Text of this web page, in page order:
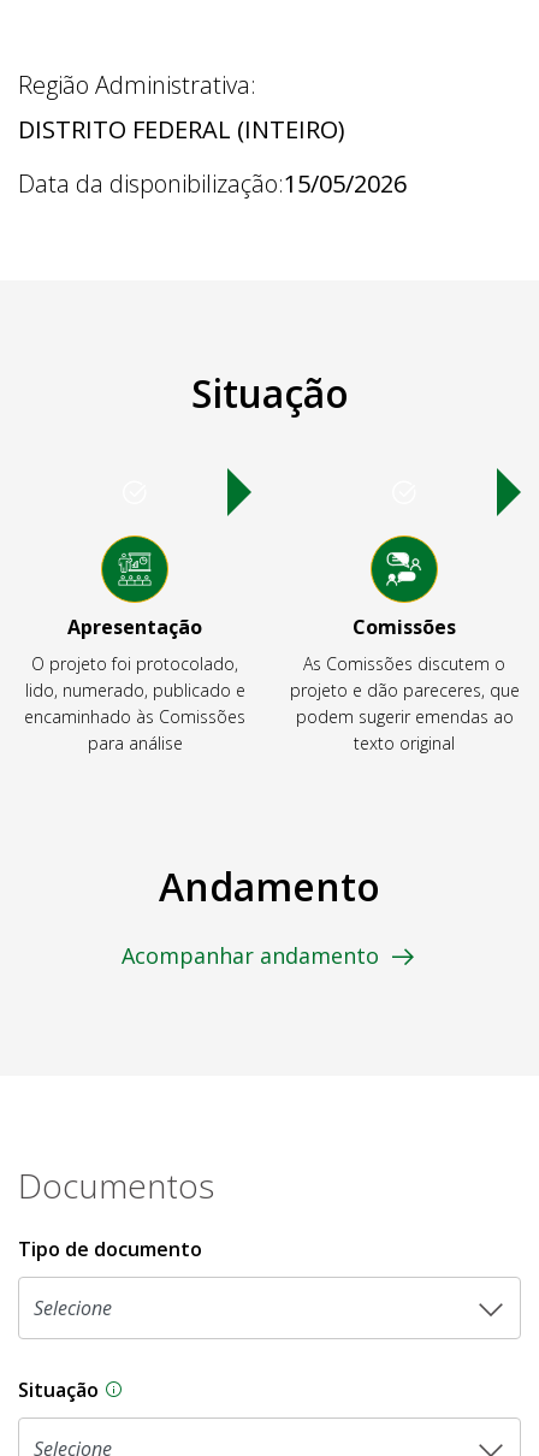
Região Administrativa:
DISTRITO FEDERAL (INTEIRO)
Data da disponibilização:15/05/2026
Situação
Apresentação
O projeto foi protocolado,
lido, numerado, publicado e
encaminhado às Comissões
para análise
Comissões
As Comissões discutem o
projeto e dão pareceres, que
podem sugerir emendas ao
texto original
Andamento
Acompanhar andamento
Documentos
Tipo de documento
Situação Na CLDF, as proposições legislativas